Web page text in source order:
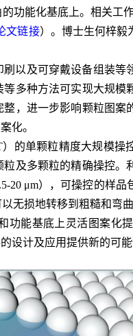
功能化基底上。相关工
文链接）。博士生何梓毅
以及可穿戴设备组装
多种方法可实现大规
，进一步影响颗粒图
化。
）的单颗粒精度大规模操
及多颗粒的精确操控
20 μm），可操控的样品
无损地转移到粗糙和弯
能基底上灵活图案化
设计及应用提供新的可能